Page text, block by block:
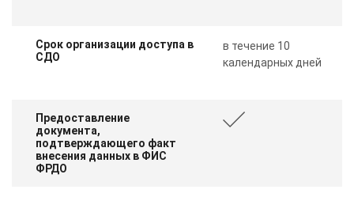
Срок организации доступа в
СДО
в течение 10
календарных дней
Предоставление
документа,
подтверждающего факт
внесения данных в ФИС
ФРДО